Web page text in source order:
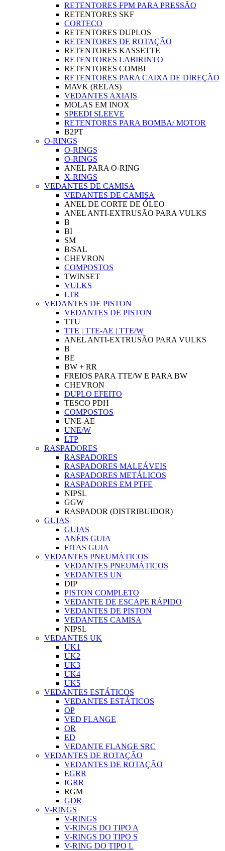
RETENTORES FPM PARA PRESSÃO
RETENTORES SKF
CORTECO
RETENTORES DUPLOS
RETENTORES DE ROTAÇÃO
RETENTORES KASSETTE
RETENTORES LABIRINTO
RETENTORES COMBI
RETENTORES PARA CAIXA DE DIREÇÃO
MAVK (RELAS)
VEDANTES AXIAIS
MOLAS EM INOX
SPEEDI SLEEVE
RETENTORES PARA BOMBA/ MOTOR
B2PT
O-RINGS
O-RINGS
O-RINGS
ANEL PARA O-RING
X-RINGS
VEDANTES DE CAMISA
VEDANTES DE CAMISA
ANEL DE CORTE DE ÓLEO
ANEL ANTI-EXTRUSÃO PARA VULKS
B
BI
SM
B/SAL
CHEVRON
COMPOSTOS
TWINSET
VULKS
LTR
VEDANTES DE PISTON
VEDANTES DE PISTON
TTU
TTE | TTE-AE | TTE/W
ANEL ANTI-EXTRUSÃO PARA VULKS
B
BE
BW + RR
FREIOS PARA TTE/W E PARA BW
CHEVRON
DUPLO EFEITO
TESCO PDH
COMPOSTOS
UNE-AE
UNE/W
LTP
RASPADORES
RASPADORES
RASPADORES MALEÁVEIS
RASPADORES METÁLICOS
RASPADORES EM PTFE
NIPSL
GGW
RASPADOR (DISTRIBUIDOR)
GUIAS
GUIAS
ANÉIS GUIA
FITAS GUIA
VEDANTES PNEUMÁTICOS
VEDANTES PNEUMÁTICOS
VEDANTES UN
DIP
PISTON COMPLETO
VEDANTE DE ESCAPE RÁPIDO
VEDANTES DE PISTON
VEDANTES CAMISA
NIPSL
VEDANTES UK
UK1
UK2
UK3
UK4
UK5
VEDANTES ESTÁTICOS
VEDANTES ESTÁTICOS
OP
VED FLANGE
OR
ED
VEDANTE FLANGE SRC
VEDANTES DE ROTAÇÃO
VEDANTES DE ROTAÇÃO
EGRR
IGRR
RGM
GDR
V-RINGS
V-RINGS
V-RINGS DO TIPO A
V-RINGS DO TIPO S
V-RING DO TIPO L